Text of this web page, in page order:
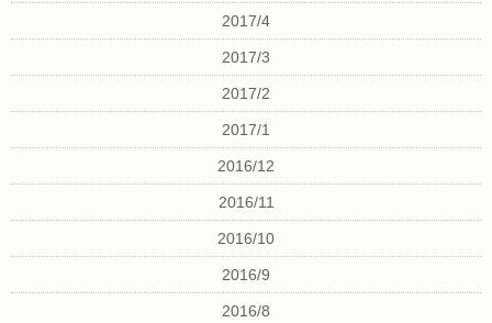
2017/4
2017/3
2017/2
2017/1
2016/12
2016/11
2016/10
2016/9
2016/8